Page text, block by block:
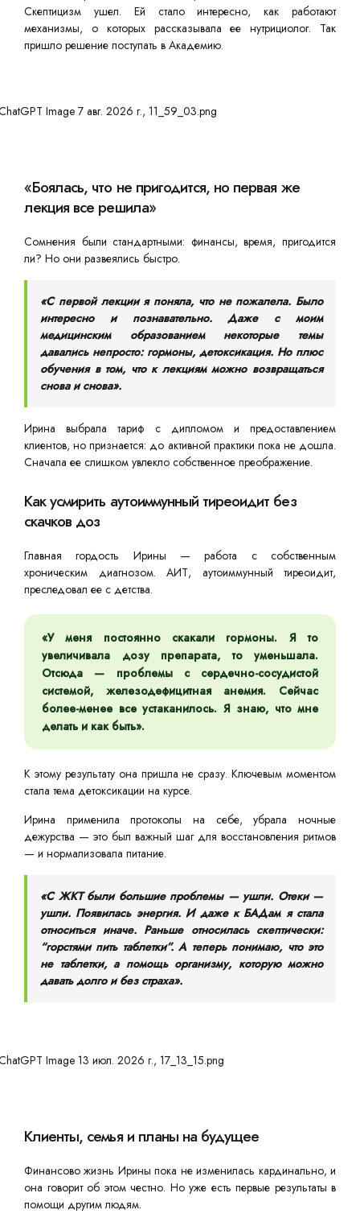
Скептицизм ушел. Ей стало интересно, как работают
механизмы, о которых рассказывала ее нутрициолог. Так
пришло решение поступать в Академию.
«Боялась, что не пригодится, но первая же
лекция все решила»
Сомнения были стандартными: финансы, время, пригодится
ли? Но они развеялись быстро.
«С первой лекции я поняла, что не пожалела. Было
интересно и познавательно. Даже с моим
медицинским образованием некоторые темы
давались непросто: гормоны, детоксикация. Но плюс
обучения в том, что к лекциям можно возвращаться
снова и снова».
Ирина выбрала тариф с дипломом и предоставлением
клиентов, но признается: до активной практики пока не дошла.
Сначала ее слишком увлекло собственное преображение.
Как усмирить аутоиммунный тиреоидит без
скачков доз
Главная гордость Ирины — работа с собственным
хроническим диагнозом. АИТ, аутоиммунный тиреоидит,
преследовал ее с детства.
«У меня постоянно скакали гормоны. Я то
увеличивала дозу препарата, то уменьшала.
Отсюда — проблемы с сердечно-сосудистой
системой, железодефицитная анемия. Сейчас
более-менее все устаканилось. Я знаю, что мне
делать и как быть».
К этому результату она пришла не сразу. Ключевым моментом
стала тема детоксикации на курсе.
Ирина применила протоколы на себе, убрала ночные
дежурства — это был важный шаг для восстановления ритмов
— и нормализовала питание.
«С ЖКТ были большие проблемы — ушли. Отеки —
ушли. Появилась энергия. И даже к БАДам я стала
относиться иначе. Раньше относилась скептически:
“горстями пить таблетки”. А теперь понимаю, что это
не таблетки, а помощь организму, которую можно
давать долго и без страха».
Клиенты, семья и планы на будущее
Финансово жизнь Ирины пока не изменилась кардинально, и
она говорит об этом честно. Но уже есть первые результаты в
помощи другим людям.